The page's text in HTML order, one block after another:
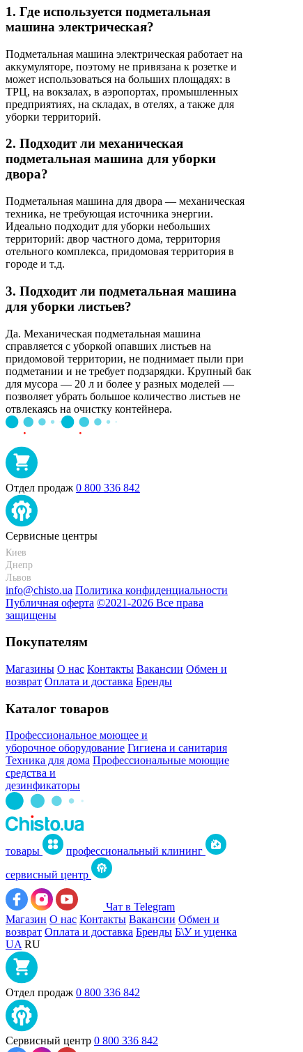
1. Где используется подметальная
машина электрическая?
Подметальная машина электрическая работает на
аккумуляторе, поэтому не привязана к розетке и
может использоваться на больших площадях: в
ТРЦ, на вокзалах, в аэропортах, промышленных
предприятиях, на складах, в отелях, а также для
уборки территорий.
2. Подходит ли механическая
подметальная машина для уборки
двора?
Подметальная машина для двора — механическая
техника, не требующая источника энергии.
Идеально подходит для уборки небольших
территорий: двор частного дома, территория
отельного комплекса, придомовая территория в
городе и т.д.
3. Подходит ли подметальная машина
для уборки листьев?
Да. Механическая подметальная машина
справляется с уборкой опавших листьев на
придомовой территории, не поднимает пыли при
подметании и не требует подзарядки. Крупный бак
для мусора — 20 л и более у разных моделей —
позволяет убрать большое количество листьев не
отвлекаясь на очистку контейнера.
Отдел продаж 0 800 336 842
Сервисные центры
Киев
Днепр
Львов
info@chisto.ua Политика конфиденциальности
Публичная оферта ©2021-2026 Все права
защищены
Покупателям
Магазины О нас Контакты Вакансии Обмен и
возврат Оплата и доставка Бренды
Каталог товаров
Профессиональное моющее и
уборочное оборудование Гигиена и санитария
Техника для дома Профессиональные моющие
средства и
дезинфикаторы
товары
профессиональный клининг
сервисный центр
Чат в Telegram
Магазин О нас Контакты Вакансии Обмен и
возврат Оплата и доставка Бренды Б\У и уценка
UA RU
Отдел продаж 0 800 336 842
Сервисный центр 0 800 336 842